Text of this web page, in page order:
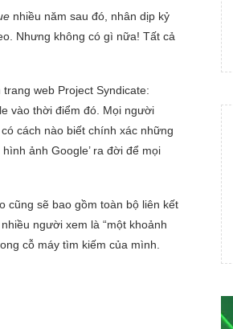
nhiều năm sau đó, nhân dịp kỷ
Nhưng không có gì nữa! Tất cả
web Project Syndicate:
vào thời điểm đó. Mọi người
cách nào biết chính xác những
ảnh Google’ ra đời để mọi
cũng sẽ bao gồm toàn bộ liên kết
người xem là “một khoảnh
cỗ máy tìm kiếm của mình.